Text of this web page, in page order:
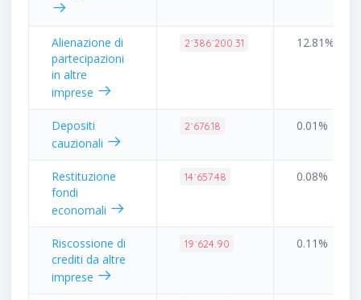
Alienazione di
partecipazioni
in altre
imprese
2˙386˙200.31 12.81%
Depositi
cauzionali
2˙676.18 0.01%
Restituzione
fondi
economali
14˙657.48 0.08%
Riscossione di
crediti da altre
imprese
19˙624.90 0.11%